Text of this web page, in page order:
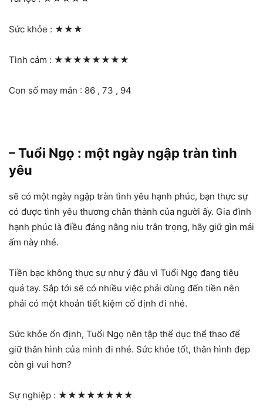
Sức khỏe : ★★★
Tình cảm : ★★★★★★★★
Con số may mắn : 86 , 73 , 94
– Tuổi Ngọ : một ngày ngập tràn tình
yêu
sẽ có một ngày ngập tràn tình yêu hạnh phúc, bạn thực sự
có được tình yêu thương chân thành của người ấy. Gia đình
hạnh phúc là điều đáng nâng niu trân trọng, hãy giữ gìn mái
ấm này nhé.
Tiền bạc không thực sự như ý đâu vì Tuổi Ngọ đang tiêu
quá tay. Sắp tới sẽ có nhiều việc phải dùng đến tiền nên
phải có một khoản tiết kiệm cố định đi nhé.
Sức khỏe ổn định, Tuổi Ngọ nên tập thể dục thể thao để
giữ thân hình của mình đi nhé. Sức khỏe tốt, thân hình đẹp
còn gì vui hơn?
Sự nghiệp : ★★★★★★★★